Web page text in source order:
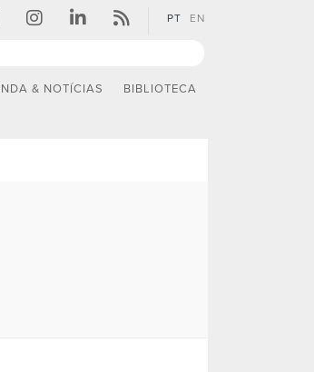
PT EN
& NOTÍCIAS BIBLIOTECA